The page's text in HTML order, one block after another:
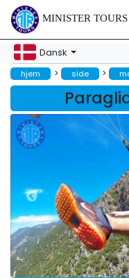
MINISTER TOURS
Dansk
hjem > side >